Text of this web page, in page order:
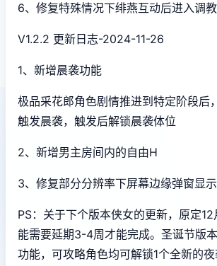
6、修复特殊情况下绯燕互动后进入调
V1.2.2 更新日志-2024-11-26
1、新增晨袭功能
极品采花郎角色剧情推进到特定阶段后
触发晨袭，触发后解锁晨袭体位
2、新增男主房间内的自由H
3、修复部分分辨率下屏幕边缘弹窗显
PS：关于下个版本侠女的更新，原定
能需要延期3-4周才能完成。圣诞节版
功能，可攻略角色均可解锁1个全新的夜